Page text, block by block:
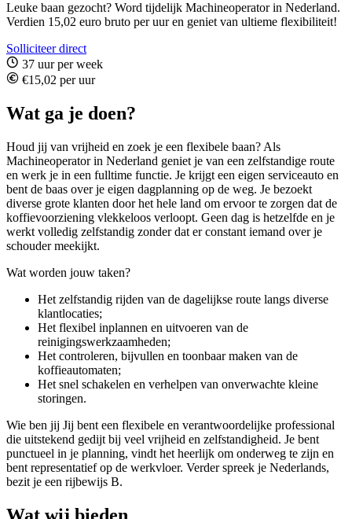
Leuke baan gezocht? Word tijdelijk Machineoperator in Nederland.
Verdien 15,02 euro bruto per uur en geniet van ultieme flexibiliteit!
Solliciteer direct
37 uur per week
€15,02 per uur
Wat ga je doen?
Houd jij van vrijheid en zoek je een flexibele baan? Als
Machineoperator in Nederland geniet je van een zelfstandige route
en werk je in een fulltime functie. Je krijgt een eigen serviceauto en
bent de baas over je eigen dagplanning op de weg. Je bezoekt
diverse grote klanten door het hele land om ervoor te zorgen dat de
koffievoorziening vlekkeloos verloopt. Geen dag is hetzelfde en je
werkt volledig zelfstandig zonder dat er constant iemand over je
schouder meekijkt.
Wat worden jouw taken?
Het zelfstandig rijden van de dagelijkse route langs diverse
klantlocaties;
Het flexibel inplannen en uitvoeren van de
reinigingswerkzaamheden;
Het controleren, bijvullen en toonbaar maken van de
koffieautomaten;
Het snel schakelen en verhelpen van onverwachte kleine
storingen.
Wie ben jij Jij bent een flexibele en verantwoordelijke professional
die uitstekend gedijt bij veel vrijheid en zelfstandigheid. Je bent
punctueel in je planning, vindt het heerlijk om onderweg te zijn en
bent representatief op de werkvloer. Verder spreek je Nederlands,
bezit je een rijbewijs B.